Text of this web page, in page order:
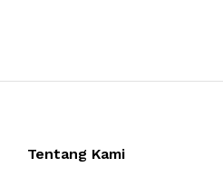
Tentang Kami